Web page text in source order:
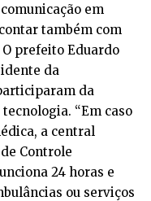
em
também com
prefeito Eduardo
da
da
“Em caso
a central
Controle
24 horas e
ou serviços